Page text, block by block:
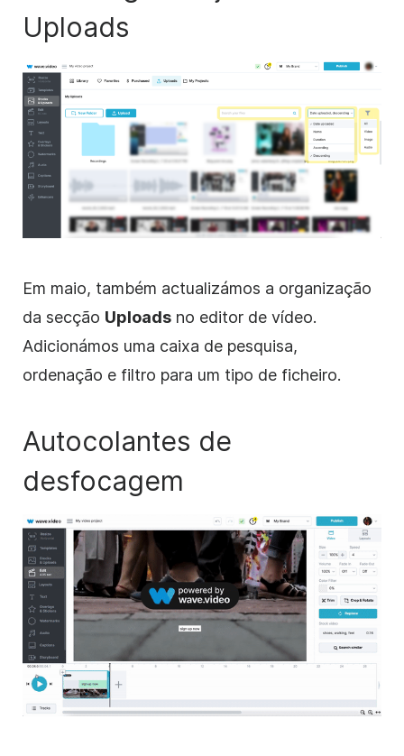
Uploads
Em maio, também actualizámos a organização
da secção Uploads no editor de vídeo.
Adicionámos uma caixa de pesquisa,
ordenação e filtro para um tipo de ficheiro.
Autocolantes de
desfocagem